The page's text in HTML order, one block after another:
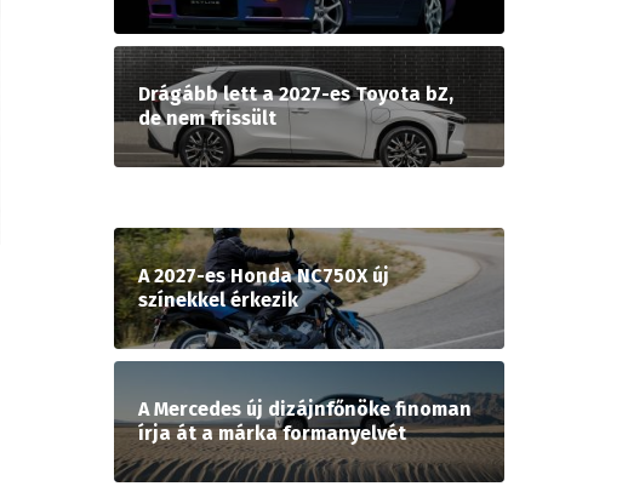
Drágább lett a 2027-es Toyota bZ,
de nem frissült
A 2027-es Honda NC750X új
színekkel érkezik
A Mercedes új dizájnfőnöke finoman
írja át a márka formanyelvét